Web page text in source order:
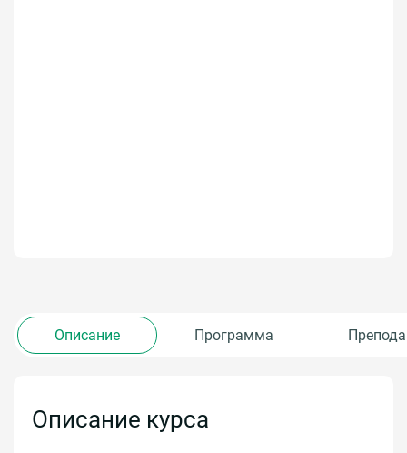
Описание Программа
Описание курса